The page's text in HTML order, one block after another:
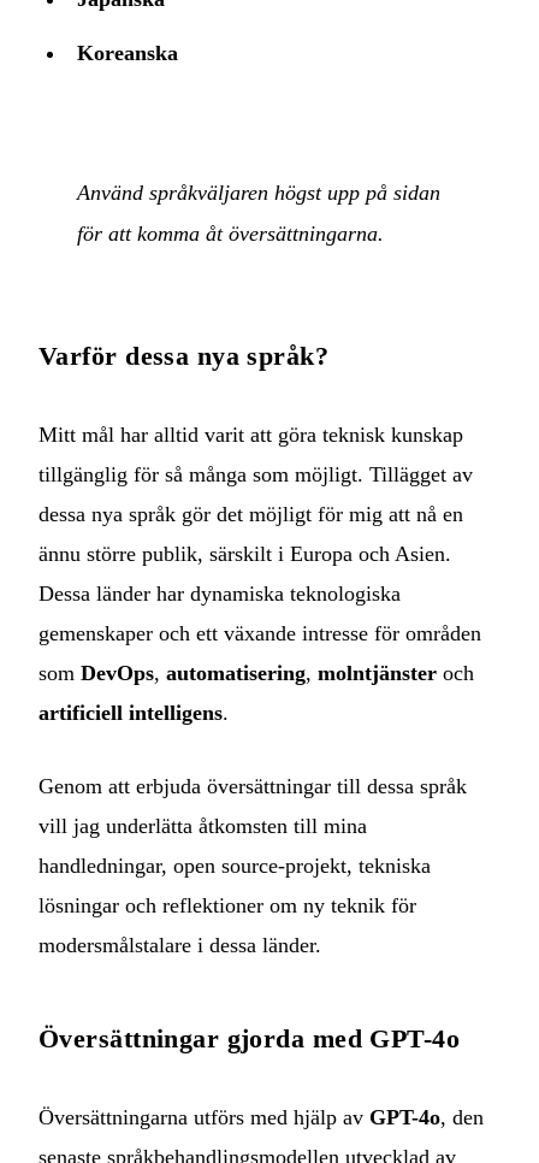
Koreanska
Använd språkväljaren högst upp på sidan
för att komma åt översättningarna.
Varför dessa nya språk?
Mitt mål har alltid varit att göra teknisk kunskap
tillgänglig för så många som möjligt. Tillägget av
dessa nya språk gör det möjligt för mig att nå en
ännu större publik, särskilt i Europa och Asien.
Dessa länder har dynamiska teknologiska
gemenskaper och ett växande intresse för områden
som DevOps, automatisering, molntjänster och
artificiell intelligens.
Genom att erbjuda översättningar till dessa språk
vill jag underlätta åtkomsten till mina
handledningar, open source-projekt, tekniska
lösningar och reflektioner om ny teknik för
modersmålstalare i dessa länder.
Översättningar gjorda med GPT-4o
Översättningarna utförs med hjälp av GPT-4o, den
senaste språkbehandlingsmodellen utvecklad av